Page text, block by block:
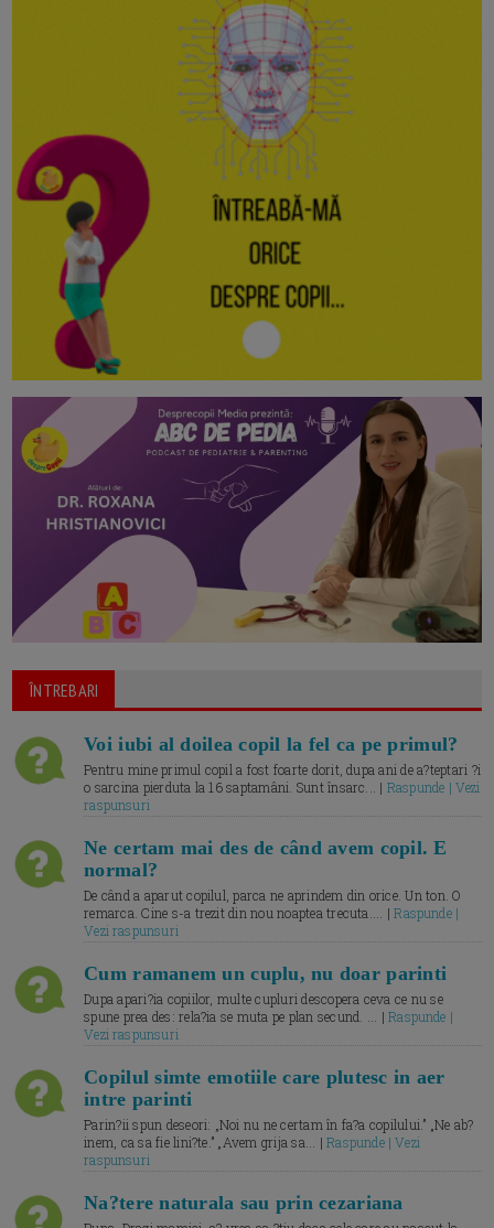
ÎNTREBARI
Voi iubi al doilea copil la fel ca pe primul?
Pentru mine primul copil a fost foarte dorit, dupa ani de a?teptari ?i
o sarcina pierduta la 16 saptamâni. Sunt însarc... | Raspunde | Vezi
raspunsuri
Ne certam mai des de când avem copil. E
normal?
De când a aparut copilul, parca ne aprindem din orice. Un ton. O
remarca. Cine s-a trezit din nou noaptea trecuta.... |Raspunde |
Vezi raspunsuri
Cum ramanem un cuplu, nu doar parinti
Dupa apari?ia copiilor, multe cupluri descopera ceva ce nu se
spune prea des: rela?ia se muta pe plan secund. ... |Raspunde |
Vezi raspunsuri
Copilul simte emotiile care plutesc in aer
intre parinti
Parin?ii spun deseori: „Noi nu ne certam în fa?a copilului.” „Ne ab?
inem, ca sa fie lini?te.” „Avem grija sa... |Raspunde | Vezi
raspunsuri
Na?tere naturala sau prin cezariana